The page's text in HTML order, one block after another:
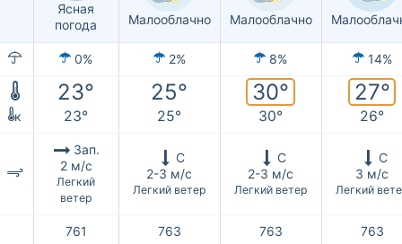
Ясная
погода
Малооблачно Малооблачно
0% 2% 8% 14%
23° 25° 30° 27°
к 23° 25° 30° 26°
Зап.
2 м/с
Легкий
ветер
С
2-3 м/с
Легкий ветер
С
2-3 м/с
Легкий ветер
С
3 м/с
Легкий
761
763
763
763